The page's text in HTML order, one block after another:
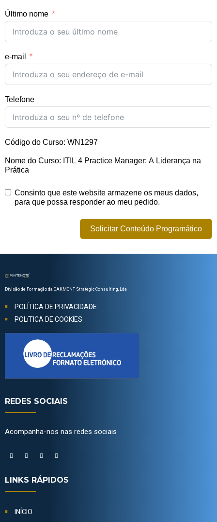
Último nome
e-mail
Telefone
Código do Curso: WN1297
Nome do Curso: ITIL 4 Practice Manager: A Liderança na
Prática
Consinto que este website armazene os meus dados,
para que possa responder ao meu pedido.
Solicitar Conteúdo Programático
Divisão de Formação da OAKMONT Strategic Consulting, Lda
POLÍTICA DE PRIVACIDADE
POLíTICA DE COOKIES
REDES SOCIAIS
Acompanha-nos nas redes sociais
LINKS RÁPIDOS
INÍCIO